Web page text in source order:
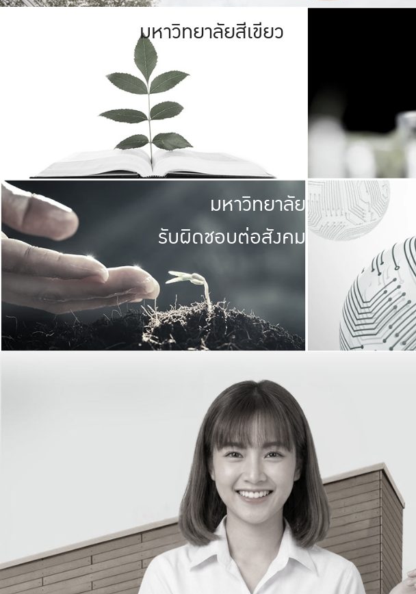
มหาวิทยาลัยสีเขียว
มหาวิทยาลัย
รับผิดชอบต่อสังคม